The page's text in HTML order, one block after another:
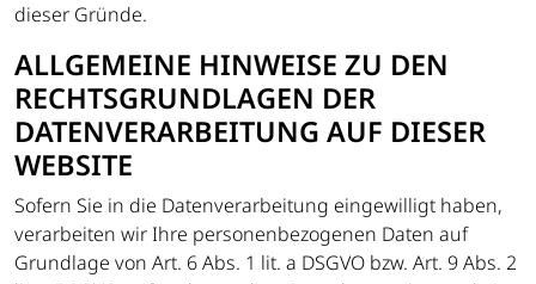
dieser Gründe.
ALLGEMEINE HINWEISE ZU DEN
RECHTSGRUNDLAGEN DER
DATENVERARBEITUNG AUF DIESER
WEBSITE
Sofern Sie in die Datenverarbeitung eingewilligt haben,
verarbeiten wir Ihre personenbezogenen Daten auf
Grundlage von Art. 6 Abs. 1 lit. a DSGVO bzw. Art. 9 Abs. 2